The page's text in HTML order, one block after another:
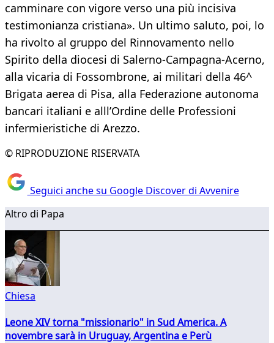
camminare con vigore verso una più incisiva
testimonianza cristiana». Un ultimo saluto, poi, lo
ha rivolto al gruppo del Rinnovamento nello
Spirito della diocesi di Salerno-Campagna-Acerno,
alla vicaria di Fossombrone, ai militari della 46^
Brigata aerea di Pisa, alla Federazione autonoma
bancari italiani e alll’Ordine delle Professioni
infermieristiche di Arezzo.
© RIPRODUZIONE RISERVATA
Seguici anche su Google Discover di Avvenire
Altro di Papa
Chiesa
Leone XIV torna "missionario" in Sud America. A
novembre sarà in Uruguay, Argentina e Perù